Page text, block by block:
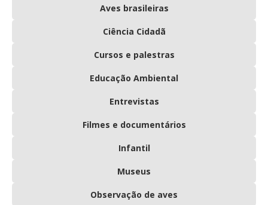
Aves brasileiras
Ciência Cidadã
Cursos e palestras
Educação Ambiental
Entrevistas
Filmes e documentários
Infantil
Museus
Observação de aves